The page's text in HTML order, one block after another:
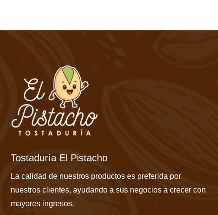
Tostaduría El Pistacho
La calidad de nuestros productos es preferida por
nuestros clientes, ayudando a sus negocios a crecer con
mayores ingresos.